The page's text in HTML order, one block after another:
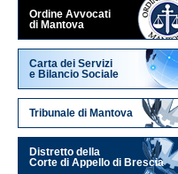
Ordine Avvocati
di Mantova
Carta dei Servizi
e Bilancio Sociale
Tribunale di Mantova
Distretto della
Corte di Appello di Brescia